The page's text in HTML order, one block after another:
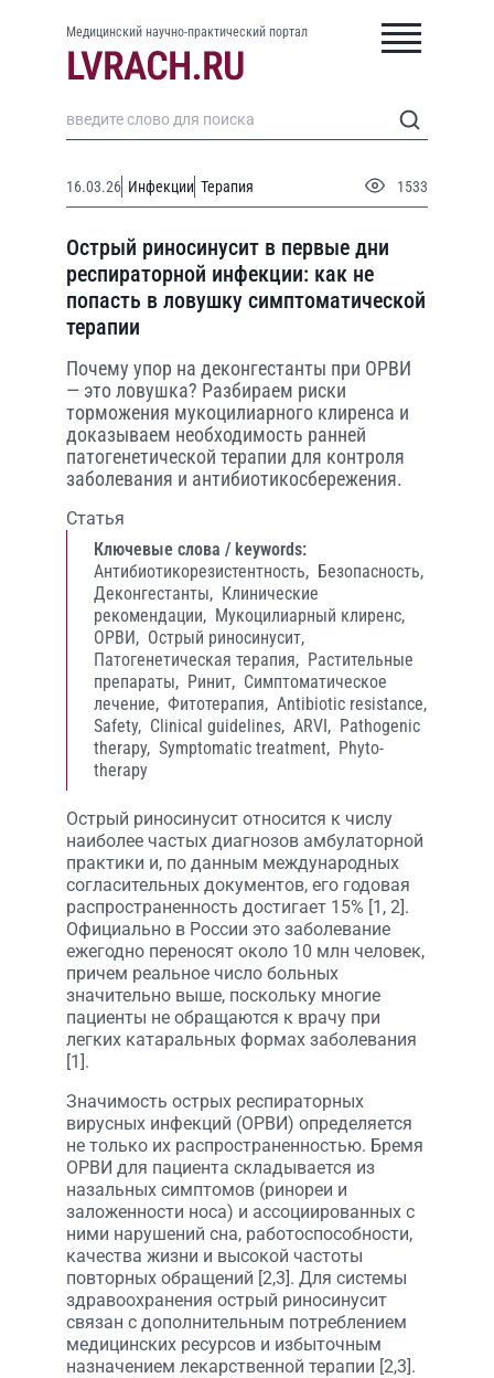
Медицинский научно-практический портал
16.03.26 Инфекции Терапия 1533
Острый риносинусит в первые дни
респираторной инфекции: как не
попасть в ловушку симптоматической
терапии
Почему упор на деконгестанты при ОРВИ
— это ловушка? Разбираем риски
торможения мукоцилиарного клиренса и
доказываем необходимость ранней
патогенетической терапии для контроля
заболевания и антибиотикосбережения.
Статья
Ключевые слова / keywords:
Антибиотикорезистентность, Безопасность,
Деконгестанты, Клинические
рекомендации, Мукоцилиарный клиренс,
ОРВИ, Острый риносинусит,
Патогенетическая терапия, Растительные
препараты, Ринит, Симптоматическое
лечение, Фитотерапия, Antibiotic resistance,
Safety, Clinical guidelines, ARVI, Pathogenic
therapy, Symptomatic treatment, Phyto-
therapy
Острый риносинусит относится к числу
наиболее частых диагнозов амбулаторной
практики и, по данным международных
согласительных документов, его годовая
распространенность достигает 15% [1, 2].
Официально в России это заболевание
ежегодно переносят около 10 млн человек,
причем реальное число больных
значительно выше, поскольку многие
пациенты не обращаются к врачу при
легких катаральных формах заболевания
[1].
Значимость острых респираторных
вирусных инфекций (ОРВИ) определяется
не только их распространенностью. Бремя
ОРВИ для пациента складывается из
назальных симптомов (ринореи и
заложенности носа) и ассоциированных с
ними нарушений сна, работоспособности,
качества жизни и высокой частоты
повторных обращений [2,3]. Для системы
здравоохранения острый риносинусит
связан с дополнительным потреблением
медицинских ресурсов и избыточным
назначением лекарственной терапии [2,3].